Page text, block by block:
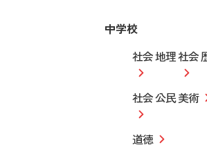
中学校
社会 地理社会
社会 公民美術
道徳